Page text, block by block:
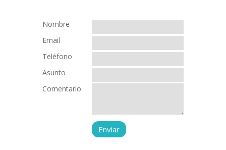
Nombre
Email
Teléfono
Asunto
Comentario